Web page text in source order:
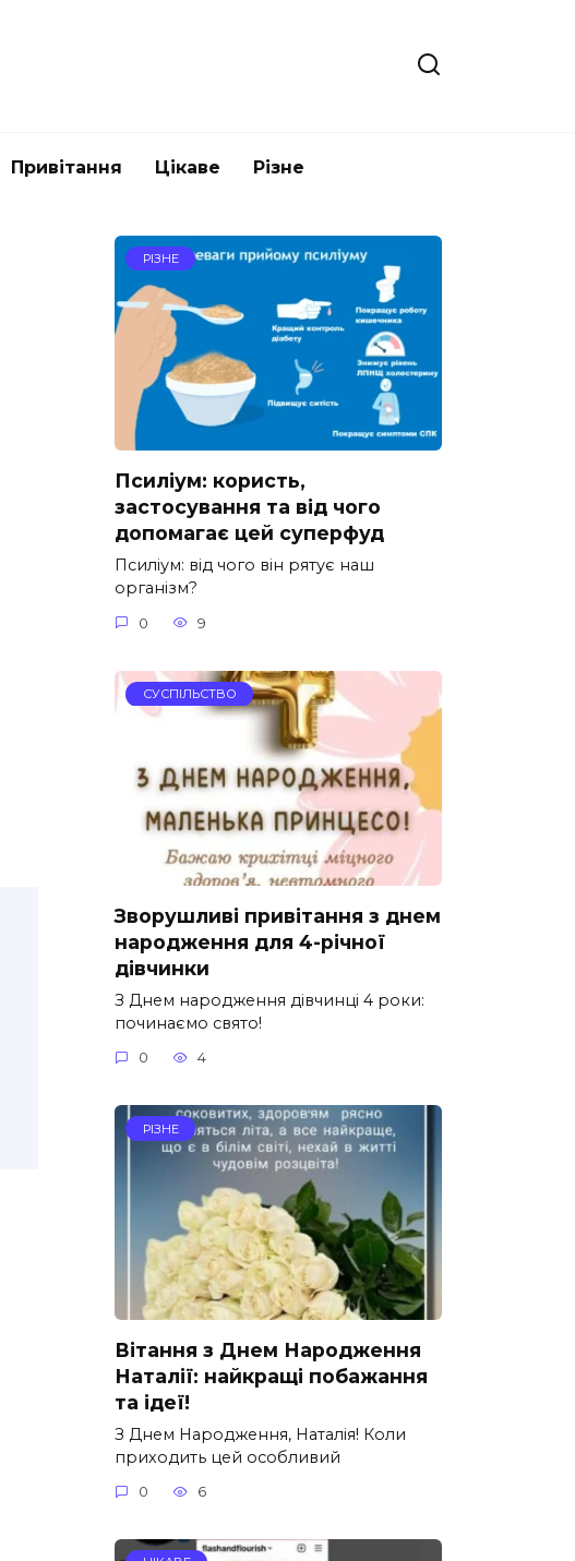
Привітання Цікаве Різне
РІЗНЕ
Псиліум: користь,
застосування та від чого
допомагає цей суперфуд
Псиліум: від чого він рятує наш
організм?
0 9
СУСПІЛЬСТВО
Зворушливі привітання з днем
народження для 4-річної
дівчинки
З Днем народження дівчинці 4 роки:
починаємо свято!
0 4
РІЗНЕ
Вітання з Днем Народження
Наталії: найкращі побажання
та ідеї!
З Днем Народження, Наталія! Коли
приходить цей особливий
0 6